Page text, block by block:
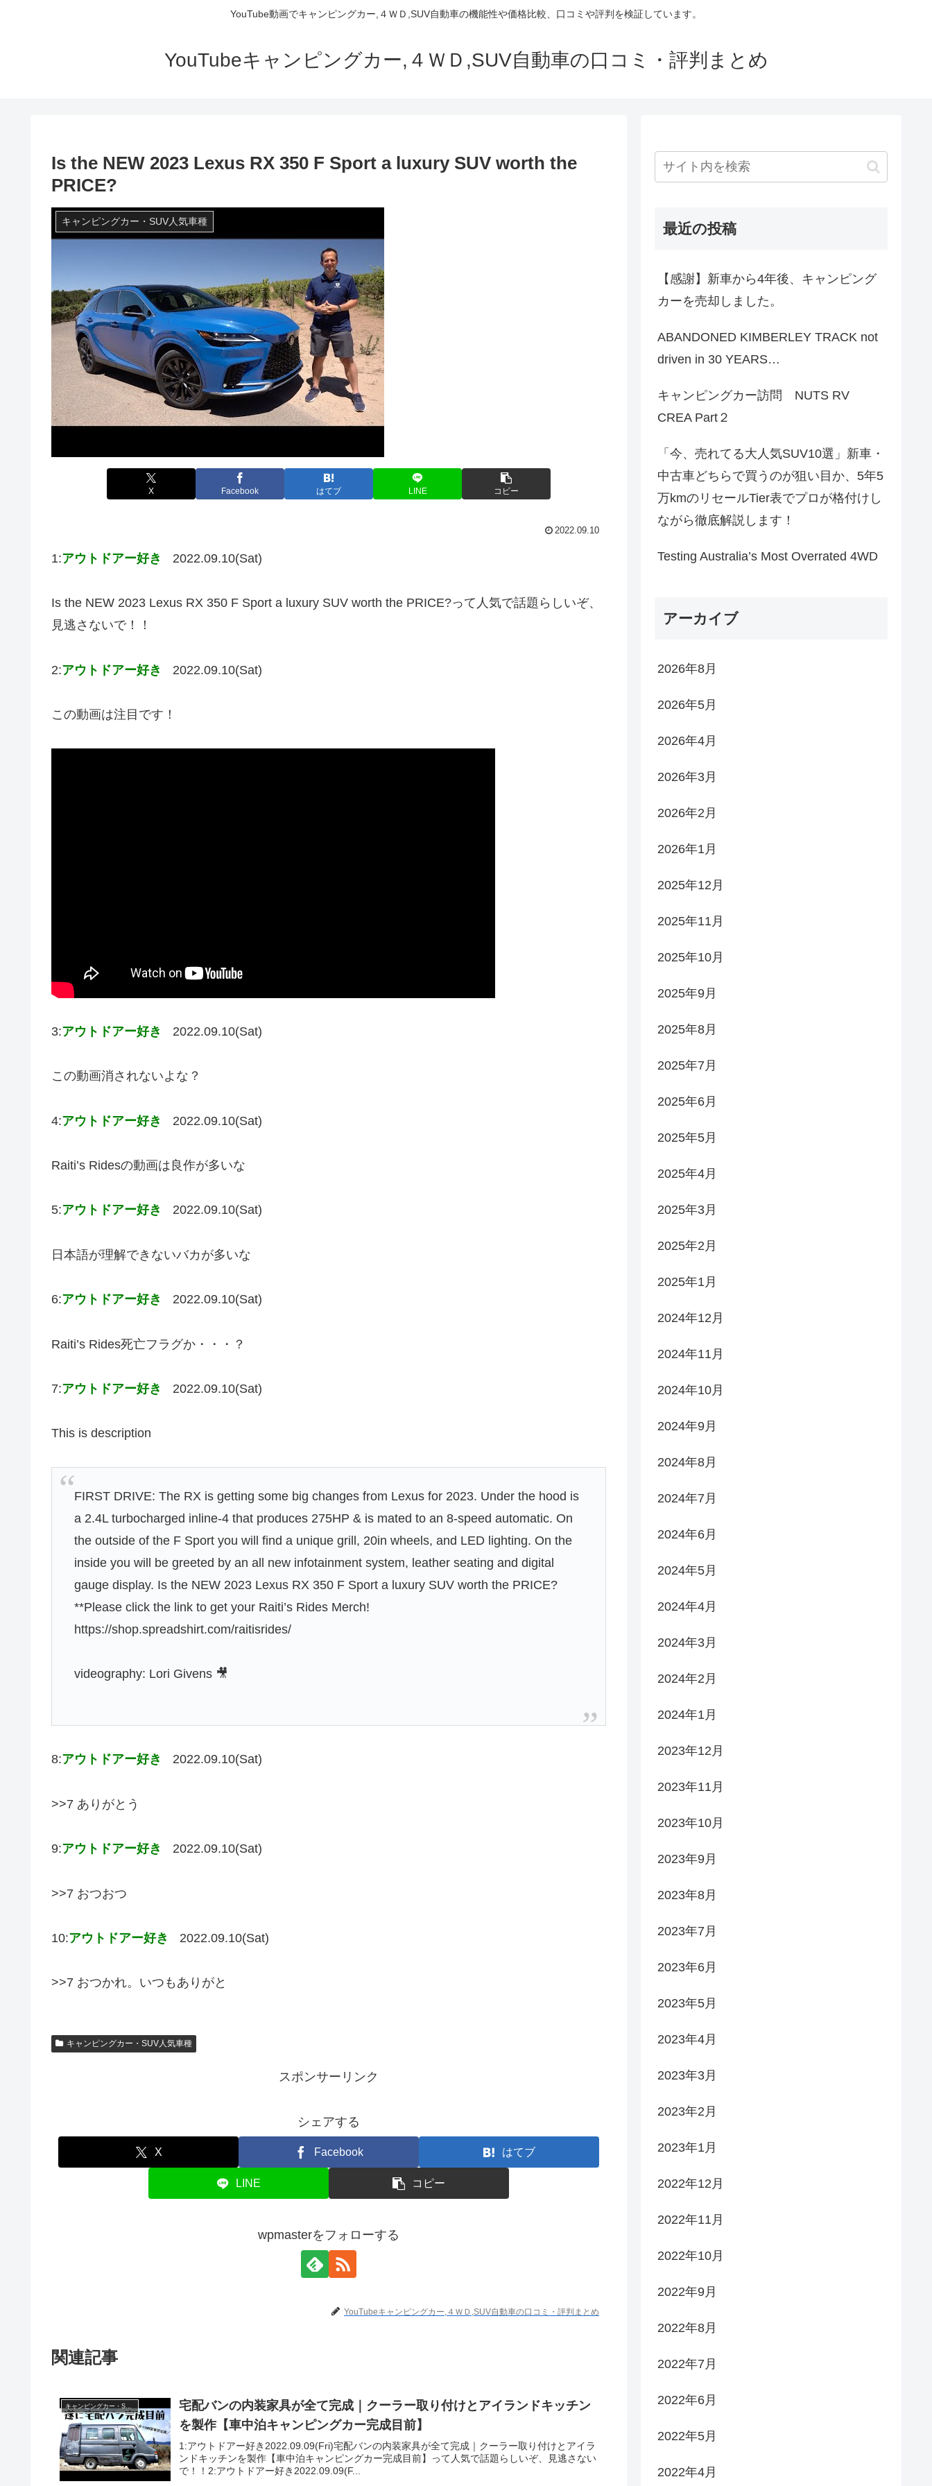
YouTube動画でキャンピングカー,４ＷＤ,SUV自動車の機能性や価格比較、口コミや評判を検証しています。
YouTubeキャンピングカー,４ＷＤ,SUV自動車の口コミ・評判まとめ
Is the NEW 2023 Lexus RX 350 F Sport a luxury SUV worth the
PRICE?
キャンピングカー・SUV人気車種
X Facebook はてブ LINE コピー
2022.09.10
1:アウトドアー好き 2022.09.10(Sat)
Is the NEW 2023 Lexus RX 350 F Sport a luxury SUV worth the PRICE?って人気で話題らしいぞ、
見逃さないで！！
2:アウトドアー好き 2022.09.10(Sat)
この動画は注目です！
3:アウトドアー好き 2022.09.10(Sat)
この動画消されないよな？
4:アウトドアー好き 2022.09.10(Sat)
Raiti’s Ridesの動画は良作が多いな
5:アウトドアー好き 2022.09.10(Sat)
日本語が理解できないバカが多いな
6:アウトドアー好き 2022.09.10(Sat)
Raiti’s Rides死亡フラグか・・・？
7:アウトドアー好き 2022.09.10(Sat)
This is description
FIRST DRIVE: The RX is getting some big changes from Lexus for 2023. Under the hood is
a 2.4L turbocharged inline-4 that produces 275HP & is mated to an 8-speed automatic. On
the outside of the F Sport you will find a unique grill, 20in wheels, and LED lighting. On the
inside you will be greeted by an all new infotainment system, leather seating and digital
gauge display. Is the NEW 2023 Lexus RX 350 F Sport a luxury SUV worth the PRICE?
**Please click the link to get your Raiti’s Rides Merch!
https://shop.spreadshirt.com/raitisrides/
videography: Lori Givens 🎥
8:アウトドアー好き 2022.09.10(Sat)
>>7 ありがとう
9:アウトドアー好き 2022.09.10(Sat)
>>7 おつおつ
10:アウトドアー好き 2022.09.10(Sat)
>>7 おつかれ。いつもありがと
キャンピングカー・SUV人気車種
スポンサーリンク
シェアする
X Facebook はてブ
LINE コピー
wpmasterをフォローする
YouTubeキャンピングカー,４ＷＤ,SUV自動車の口コミ・評判まとめ
関連記事
キャンピングカー・SUV人気車種
宅配バンの内装家具が全て完成｜クーラー取り付けとアイランドキッチン
を製作【車中泊キャンピングカー完成目前】
1:アウトドアー好き2022.09.09(Fri)宅配バンの内装家具が全て完成｜クーラー取り付けとアイラ
ンドキッチンを製作【車中泊キャンピングカー完成目前】って人気で話題らしいぞ、見逃さない
で！！2:アウトドアー好き2022.09.09(F...
最近の投稿
【感謝】新車から4年後、キャンピング
カーを売却しました。
ABANDONED KIMBERLEY TRACK not
driven in 30 YEARS…
キャンピングカー訪問 NUTS RV
CREA Part２
「今、売れてる大人気SUV10選」新車・
中古車どちらで買うのが狙い目か、5年5
万kmのリセールTier表でプロが格付けし
ながら徹底解説します！
Testing Australia’s Most Overrated 4WD
アーカイブ
2026年8月
2026年5月
2026年4月
2026年3月
2026年2月
2026年1月
2025年12月
2025年11月
2025年10月
2025年9月
2025年8月
2025年7月
2025年6月
2025年5月
2025年4月
2025年3月
2025年2月
2025年1月
2024年12月
2024年11月
2024年10月
2024年9月
2024年8月
2024年7月
2024年6月
2024年5月
2024年4月
2024年3月
2024年2月
2024年1月
2023年12月
2023年11月
2023年10月
2023年9月
2023年8月
2023年7月
2023年6月
2023年5月
2023年4月
2023年3月
2023年2月
2023年1月
2022年12月
2022年11月
2022年10月
2022年9月
2022年8月
2022年7月
2022年6月
2022年5月
2022年4月